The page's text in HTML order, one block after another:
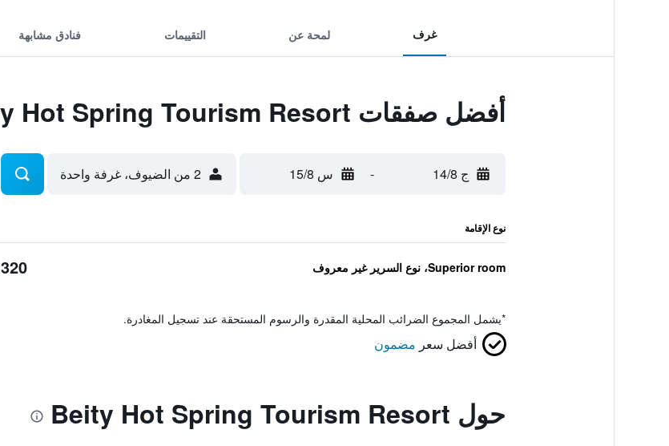
غرف لمحة عن التقييمات فنادق مشابهة
أفضل صفقات Beity Hot Spring Tourism Resort
ج 14/8 - س 15/8 2 من الضيوف، غرفة واحدة
نوع الإقامة
Superior room، نوع السرير غير معروف 320 ﷼
*يشمل المجموع الضرائب المحلية المقدرة والرسوم المستحقة عند تسجيل المغادرة.
أفضل سعر مضمون
حول Beity Hot Spring Tourism Resort